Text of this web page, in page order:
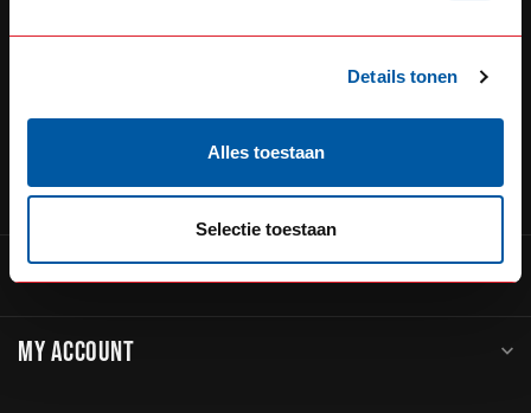
Details tonen
Alles toestaan
Selectie toestaan
+31 348234444
CATEGORIES
INFORMATION
MY ACCOUNT